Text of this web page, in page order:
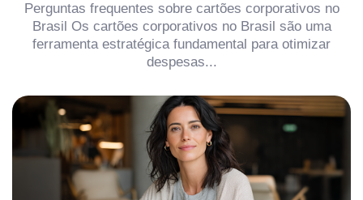
Perguntas frequentes sobre cartões corporativos no
Brasil Os cartões corporativos no Brasil são uma
ferramenta estratégica fundamental para otimizar
despesas...